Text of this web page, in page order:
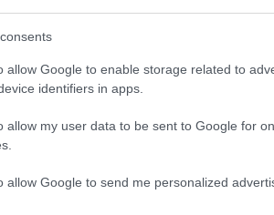
allow Google to enable storage related to
identifiers in apps.
allow my user data to be sent to Google for
allow Google to send me personalized
Tetszik